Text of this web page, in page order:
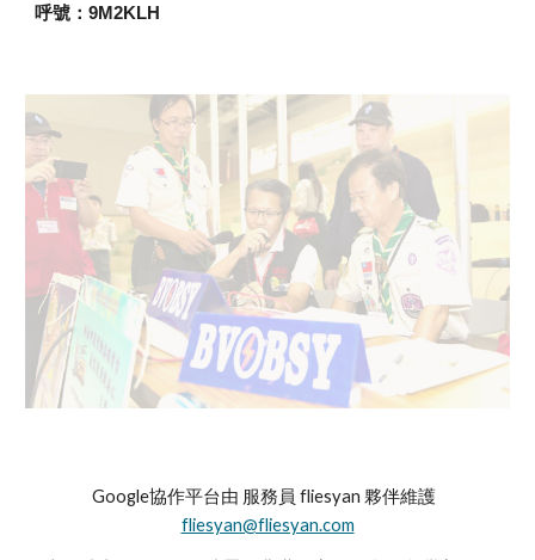
呼號：9M2KLH
Google協作平台由 服務員 fliesyan 夥伴維護
fliesyan@fliesyan.com